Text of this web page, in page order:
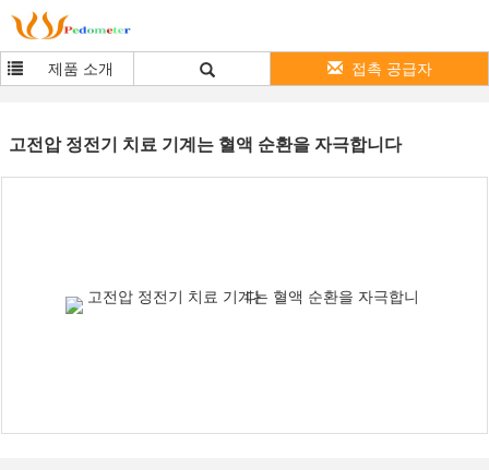
제품 소개 접촉 공급자
고전압 정전기 치료 기계는 혈액 순환을 자극합니다